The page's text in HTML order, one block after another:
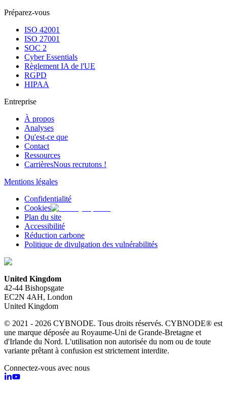
Préparez-vous
ISO 42001
ISO 27001
SOC 2
Cyber Essentials
Règlement IA de l'UE
RGPD
HIPAA
Entreprise
À propos
Analyses
Qu'est-ce que
Contact
Ressources
CarrièresNous recrutons !
Mentions légales
Confidentialité
Cookies
Plan du site
Accessibilité
Réduction carbone
Politique de divulgation des vulnérabilités
United Kingdom
42-44 Bishopsgate
EC2N 4AH, London
United Kingdom
© 2021 - 2026 CYBNODE. Tous droits réservés. CYBNODE® est
une marque déposée au Royaume-Uni de Grande-Bretagne et
d'Irlande du Nord. L'utilisation non autorisée du nom ou de toute
variante prêtant à confusion est strictement interdite.
Connectez-vous avec nous